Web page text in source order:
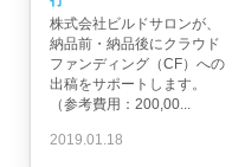
株式会社ビルドサロンが、
納品前・納品後にクラウド
ファンディング（CF）への
出稿をサポートします。
（参考費用：200,00...
2019.01.18